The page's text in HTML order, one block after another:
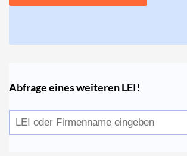
Abfrage eines weiteren LEI!